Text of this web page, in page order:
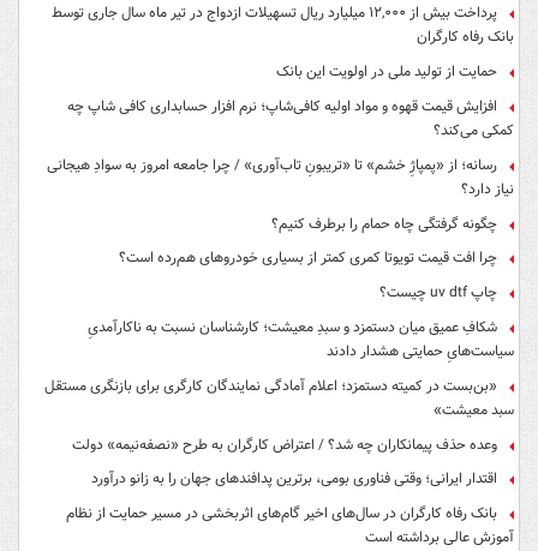
پرداخت بیش از ۱۲,۰۰۰ میلیارد ریال تسهیلات ازدواج در تیر ماه سال جاری توسط
بانک رفاه کارگران
حمایت از تولید ملی در اولویت این بانک
افزایش قیمت قهوه و مواد اولیه کافی‌شاپ؛ نرم افزار حسابداری کافی شاپ چه
کمکی می‌کند؟
رسانه؛ از «پمپاژِ خشم» تا «تریبونِ تاب‌آوری» / چرا جامعه امروز به سوادِ هیجانی
نیاز دارد؟
چگونه گرفتگی چاه حمام را برطرف کنیم؟
چرا افت قیمت تویوتا کمری کمتر از بسیاری خودروهای هم‌رده است؟
چاپ uv dtf چیست؟
شکافِ عمیق میان دستمزد و سبدِ معیشت؛ کارشناسان نسبت به ناکارآمدیِ
سیاست‌هایِ حمایتی هشدار دادند
«بن‌بست در کمیته دستمزد؛ اعلام آمادگی نمایندگان کارگری برای بازنگری مستقل
سبد معیشت»
وعده حذف پیمانکاران چه شد؟ / اعتراض کارگران به طرح «نصفه‌نیمه» دولت
اقتدار ایرانی؛ وقتی فناوری بومی، برترین پدافندهای جهان را به زانو درآورد
بانک رفاه کارگران در سال‌های اخیر گام‌های اثربخشی در مسیر حمایت از نظام
آموزش عالی برداشته است